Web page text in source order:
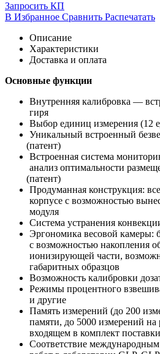
Запросить КП
В Избранное Сравнить Распечатать
Описание
Характеристики
Доставка и оплата
Основные функции
Внутренняя калибровка —
гиря
Выбор единиц измерения (12
Уникальный встроенный
(патент)
Встроенная система
анализ оптимальности
(патент)
Продуманная конструкция:
корпусе с возможностью
модуля
Система устранения
Эргономика весовой камеры:
с возможностью накопления
ионизирующей части,
габаритных образцов
Возможность калибровки
Режимы процентного
и другие
Память измерений (до 200
памяти, до 5000 измерений на
входящем в комплект
Соответствие